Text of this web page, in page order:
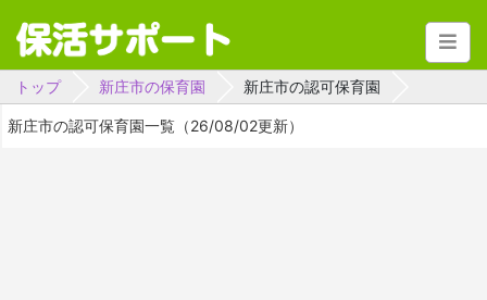
トップ 新庄市の保育園 新庄市の認可保育園
新庄市の認可保育園一覧（26/08/02更新）